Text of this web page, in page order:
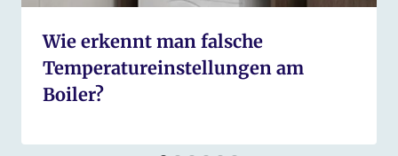
Wie erkennt man falsche
Temperatureinstellungen am
Boiler?